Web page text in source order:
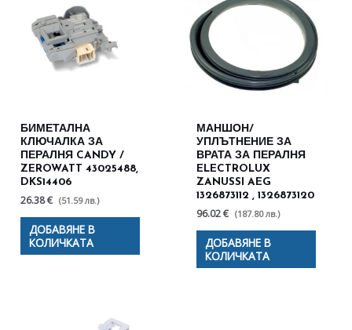
БИМЕТАЛНА
КЛЮЧАЛКА ЗА
ПЕРАЛНЯ CANDY /
ZEROWATT 43025488,
DKS14406
26.38 € (51.59 лв.)
ДОБАВЯНЕ В
КОЛИЧКАТА
МАНШОН/
УПЛЪТНЕНИЕ ЗА
ВРАТА ЗА ПЕРАЛНЯ
ELECTROLUX
ZANUSSI AEG
1326873112 , 1326873120
96.02 € (187.80 лв.)
ДОБАВЯНЕ В
КОЛИЧКАТА